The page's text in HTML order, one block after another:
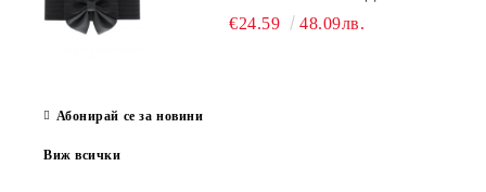
€24.59 48.09лв.
Абонирай се за новини
Виж всички